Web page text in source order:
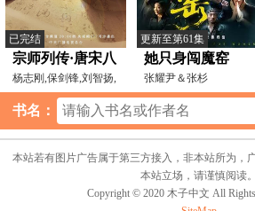
已完结
宗师列传·唐宋八
大家
杨志刚,保剑锋,刘智扬,
王靖云,余骁睿
更新至第61集
她只身闯魔窑
张耀尹＆张杉
书名：
本站若有图片广告属于第三方接入，非本站所为，
本站立场，请谨慎阅读。
Copyright © 2020 木子中文 All